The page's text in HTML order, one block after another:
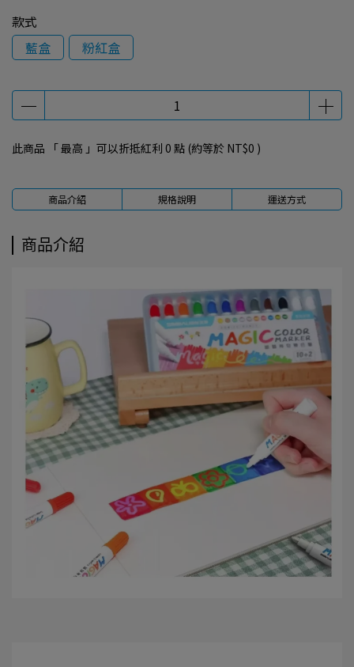
款式
藍盒
粉紅盒
此商品 「 最高 」可以折抵紅利 0 點 (約等於 NT$0 )
商品介紹 規格說明 運送方式
商品介紹